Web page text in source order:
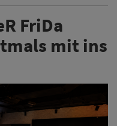
FriDa
mit ins